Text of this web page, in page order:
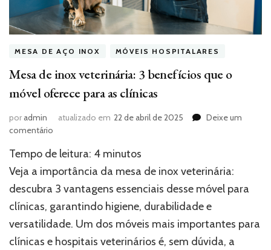
MESA DE AÇO INOX MÓVEIS HOSPITALARES
Mesa de inox veterinária: 3 benefícios que o
móvel oferece para as clínicas
poradmin atualizado em 22 de abril de 2025
Deixe um
comentário
de
inox
veterinária:
3
benefícios
que
o
móvel
Tempo de leitura: 4 minutos
Veja a importância da mesa de inox veterinária:
descubra 3 vantagens essenciais desse móvel para
clínicas, garantindo higiene, durabilidade e
versatilidade. Um dos móveis mais importantes para
clínicas e hospitais veterinários é, sem dúvida, a